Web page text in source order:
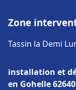
Zone
Tassin la Demi
installation et
en Gohelle 62640